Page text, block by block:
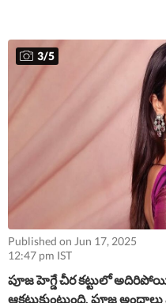
3/5
Published on Jun 17, 2025
12:47 pm IST
పూజ హెగ్డే చీర కట్టులో
ఆకట్టుకుంటుంది. పూజ